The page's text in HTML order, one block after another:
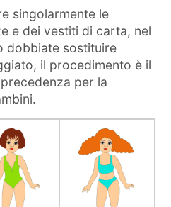
singolarmente le
e dei vestiti di carta, nel
dobbiate sostituire
il procedimento è il
per la